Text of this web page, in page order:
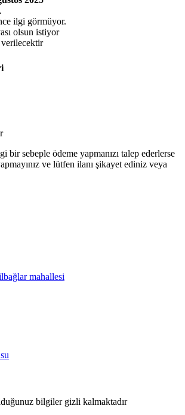
ilgi görmüyor.
olsun istiyor
verilecektir
bir sebeple ödeme yapmanızı talep ederlerse
ve lütfen ilanı şikayet ediniz veya
mahallesi
bilgiler gizli kalmaktadır